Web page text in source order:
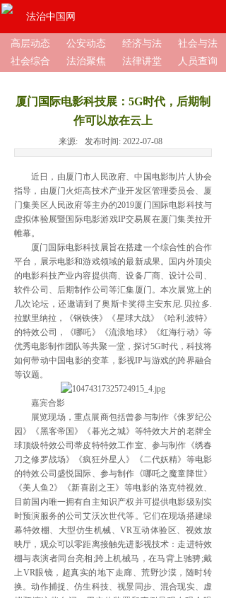
法治中国网
高层动态 公安动态 经济与法
社会与法
社会综合
法治聚焦 法律讲堂 人员查询
厦门国际电影科技展：5G时代，后期制
作可以放在云上
来源: 发布时间: 2022-07-08
近日，由厦门市人民政府、中国电影制片人协会
指导，由厦门火炬高技术产业开发区管理委员会、厦
门集美区人民政府等主办的2019厦门国际电影科技与
虚拟体验展暨国际电影游戏IP交易展在厦门集美拉开
帷幕。
厦门国际电影科技展旨在搭建一个综合性的合作
平台，展示电影和游戏领域的最新成果。国内外顶尖
的电影科技产业内容提供商、设备厂商、设计公司、
软件公司、后期制作公司等汇集厦门。本次展览上的
几次论坛，还邀请到了奥斯卡奖得主安东尼.贝拉多.
拉默里纳拉，《钢铁侠》《星球大战》《哈利.波特》
的特效公司，《哪吒》《流浪地球》《红海行动》等
优秀电影制作团队等共聚一堂，探讨5G时代，科技将
如何带动中国电影的变革，影视IP与游戏的跨界融合
等议题。
嘉宾合影
展览现场，重点展商包括曾参与制作《侏罗纪公
园》《黑客帝国》《暮光之城》等特效大片的老牌全
球顶级特效公司蒂皮特特效工作室、参与制作《绣春
刀之修罗战场》《疯狂外星人》《二代妖精》等电影
的特效公司盛悦国际、参与制作《哪吒之魔童降世》
《美人鱼2》《新喜剧之王》等电影的洛克特视效、
目前国内唯一拥有自主知识产权并可提供电影级别实
时预演服务的公司艾沃次世代等。它们在现场搭建绿
幕特效棚、大型仿生机械、VR互动体验区、视效放
映厅，观众可以零距离接触先进影视技术：走进特效
棚与表演者同台亮相;跨上机械马，在马背上驰骋;戴
上VR眼镜，超真实的地下走廊、荒野沙漠，随时转
换。动作捕捉、仿生科技、视景同步、混合现实、虚